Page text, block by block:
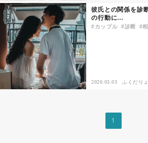
占い・診断
ファッション・美容
グルメ
彼氏との関係を診
の行動に…
カップル 診断
2020.03.03 ふくだり
1